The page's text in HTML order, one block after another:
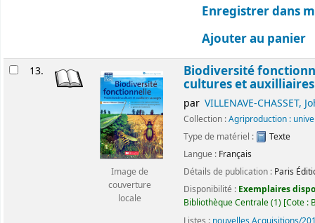
Enregistrer dans
Ajouter au panier
13.
Image de
couverture
locale
Biodiversité
cultures et
par VILLENAVE-CHASSET,
Collection :Agriproduction :
Type de matériel :
Texte
Langue : Français
Détails de publication : Paris
Disponibilité : Exemplaires
Bibliothèque Centrale(1) Cote :